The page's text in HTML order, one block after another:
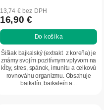
13,74 € bez DPH
16,90 €
Do košíka
Šišiak bajkalský (extrakt z koreňa) je
známy svojím pozitívnym vplyvom na
kĺby, stres, spánok, imunitu a celkovú
rovnováhu organizmu. Obsahuje
baikalín, baikaleín a...